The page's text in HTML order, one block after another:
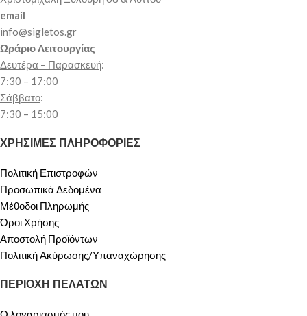
email
info@sigletos.gr
Ωράριο Λειτουργίας
Δευτέρα – Παρασκευή:
7:30 – 17:00
Σάββατο:
7:30 – 15:00
ΧΡΗΣΙΜΕΣ ΠΛΗΡΟΦΟΡΙΕΣ
Πολιτική Επιστροφών
Προσωπικά Δεδομένα
Μέθοδοι Πληρωμής
Όροι Χρήσης
Αποστολή Προϊόντων
Πολιτική Ακύρωσης/Υπαναχώρησης
ΠΕΡΙΟΧΗ ΠΕΛΑΤΩΝ